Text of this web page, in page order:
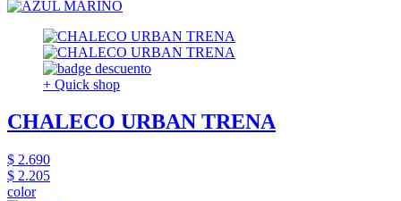
+ Quick shop
CHALECO URBAN TRENA
$ 2.690
$ 2.205
color